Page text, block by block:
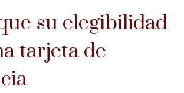
su elegibilidad
tarjeta de